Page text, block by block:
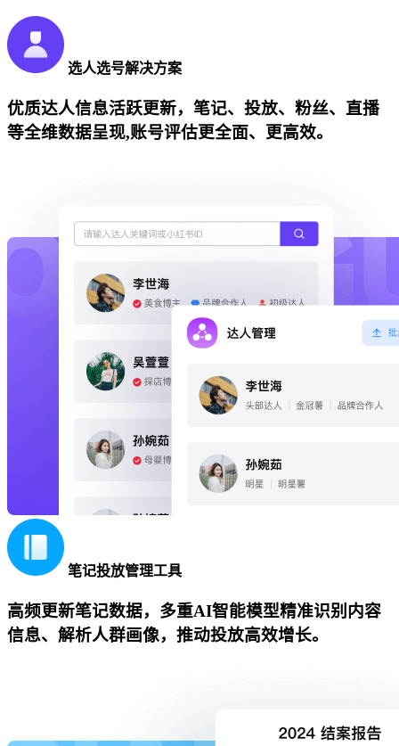
选人选号解决方案
优质达人信息活跃更新，笔记、投放、粉丝、直播
等全维数据呈现,账号评估更全面、更高效。
笔记投放管理工具
高频更新笔记数据，多重AI智能模型精准识别内容
信息、解析人群画像，推动投放高效增长。